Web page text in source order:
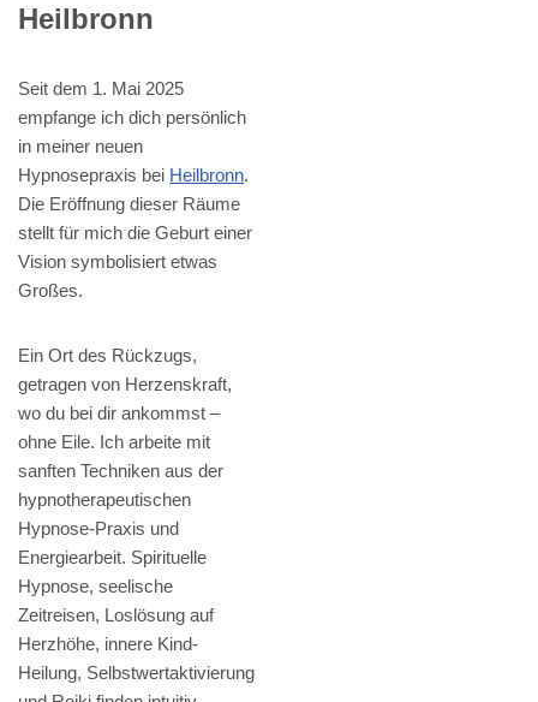
Heilbronn
Seit dem 1. Mai 2025
empfange ich dich persönlich
in meiner neuen
Hypnosepraxis bei Heilbronn.
Die Eröffnung dieser Räume
stellt für mich die Geburt einer
Vision symbolisiert etwas
Großes.
Ein Ort des Rückzugs,
getragen von Herzenskraft,
wo du bei dir ankommst –
ohne Eile. Ich arbeite mit
sanften Techniken aus der
hypnotherapeutischen
Hypnose-Praxis und
Energiearbeit. Spirituelle
Hypnose, seelische
Zeitreisen, Loslösung auf
Herzhöhe, innere Kind-
Heilung, Selbstwertaktivierung